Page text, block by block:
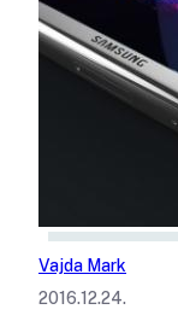
Vajda Mark
2016.12.24.